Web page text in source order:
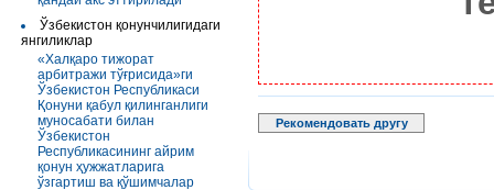
Ўзбекистон қонунчилигидаги
янгиликлар
«Халқаро тижорат
арбитражи тўғрисида»ги
Ўзбекистон Республикаси
Қонуни қабул қилинганлиги
муносабати билан
Ўзбекистон
Республикасининг айрим
қонун ҳужжатларига
ўзгартиш ва қўшимчалар
Рекомендовать другу